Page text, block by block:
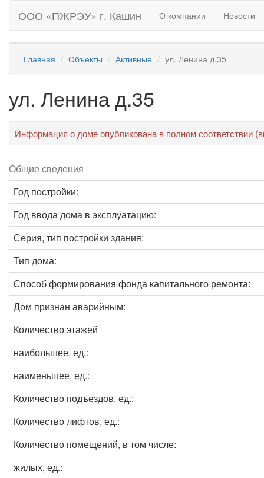
ООО «ПЖРЭУ» г. Кашин О компании Новости
Главная Объекты Активные ул. Ленина д.35
ул. Ленина д.35
Информация о доме опубликована в полном соответствии
Общие сведения
Год постройки:
Год ввода дома в эксплуатацию:
Серия, тип постройки здания:
Тип дома:
Способ формирования фонда капитального ремонта:
Дом признан аварийным:
Количество этажей
наибольшее, ед.:
наименьшее, ед.:
Количество подъездов, ед.:
Количество лифтов, ед.:
Количество помещений, в том числе:
жилых, ед.: